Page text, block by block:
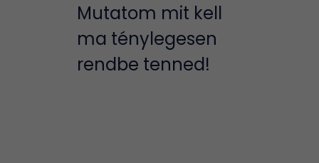
Mutatom mit kell
ma ténylegesen
rendbe tenned!